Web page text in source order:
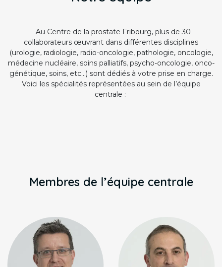
Au Centre de la prostate Fribourg, plus de 30
collaborateurs œuvrant dans différentes disciplines
(urologie, radiologie, radio-oncologie, pathologie, oncologie,
médecine nucléaire, soins palliatifs, psycho-oncologie, onco-
génétique, soins, etc…) sont dédiés à votre prise en charge.
Voici les spécialités représentées au sein de l’équipe
centrale :
Membres de l’équipe centrale